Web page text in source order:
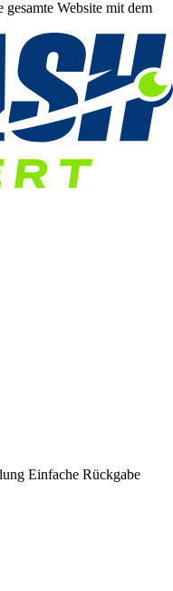
Website mit dem
Einfache Rückgabe